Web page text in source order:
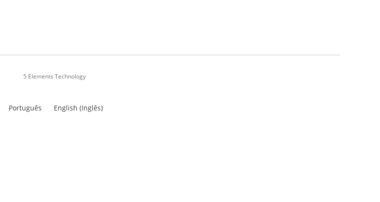
5 Elements Technology
Português English (Inglês)